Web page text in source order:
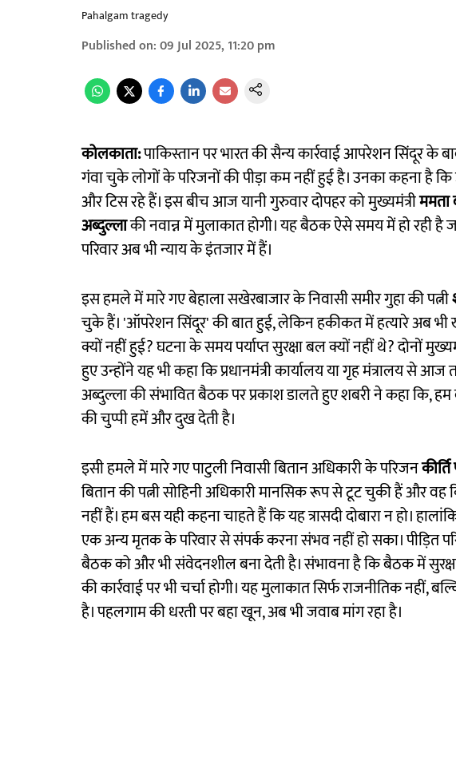
Pahalgam tragedy
Published on:09 Jul 2025, 11:20 pm
कोलकाता:पाकिस्तान पर भारत की सैन्य कार्रवाई आपरेशन सिंदूर
गंवा चुके लोगों के परिजनों की पीड़ा कम नहीं हुई है। उनका कहना
और टिस रहे हैं। इस बीच आज यानी गुरुवार दोपहर को मुख्यमंत्रीममता
अब्दुल्लाकी नवान्न में मुलाकात होगी। यह बैठक ऐसे समय में हो रही
परिवार अब भी न्याय के इंतजार में हैं।
इस हमले में मारे गए बेहाला सखेरबाजार के निवासी समीर गुहा की पत्नी
चुके हैं। 'ऑपरेशन सिंदूर' की बात हुई, लेकिन हकीकत में हत्यारे अब
क्यों नहीं हुई? घटना के समय पर्याप्त सुरक्षा बल क्यों नहीं थे? दोनों
हुए उन्होंने यह भी कहा कि प्रधानमंत्री कार्यालय या गृह मंत्रालय से
अब्दुल्ला की संभावित बैठक पर प्रकाश डालते हुए शबरी ने कहा कि,
की चुप्पी हमें और दुख देती है।
इसी हमले में मारे गए पाटुली निवासी बितान अधिकारी के परिजन
बितान की पत्नी सोहिनी अधिकारी मानसिक रूप से टूट चुकी हैं और वह
नहीं हैं। हम बस यही कहना चाहते हैं कि यह त्रासदी दोबारा न हो।
एक अन्य मृतक के परिवार से संपर्क करना संभव नहीं हो सका। पीड़ित
बैठक को और भी संवेदनशील बना देती है। संभावना है कि बैठक में
की कार्रवाई पर भी चर्चा होगी। यह मुलाकात सिर्फ राजनीतिक
है। पहलगाम की धरती पर बहा खून, अब भी जवाब मांग रहा है।